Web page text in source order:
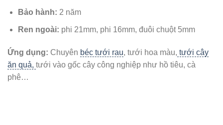
Bảo hành: 2 năm
Ren ngoài: phi 21mm, phi 16mm, đuôi chuột 5mm
Ứng dụng: Chuyên béc tưới rau, tưới hoa màu, tưới cây
ăn quả, tưới vào gốc cây công nghiệp như hồ tiêu, cà
phê…